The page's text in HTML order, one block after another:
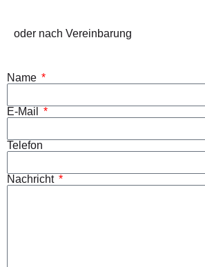
oder nach Vereinbarung
Name
E‑Mail
Telefon
Nachricht